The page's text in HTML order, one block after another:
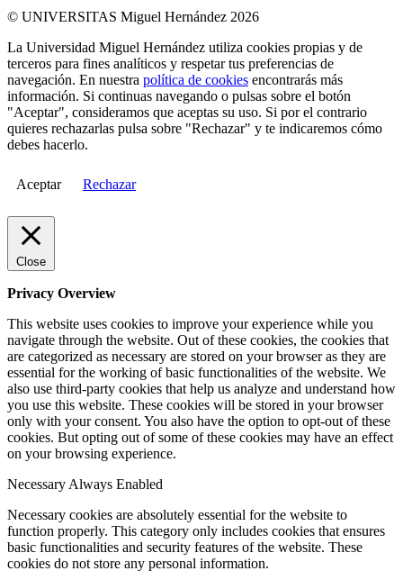
© UNIVERSITAS Miguel Hernández 2026
La Universidad Miguel Hernández utiliza cookies propias y de
terceros para fines analíticos y respetar tus preferencias de
navegación. En nuestra política de cookies encontrarás más
información. Si continuas navegando o pulsas sobre el botón
"Aceptar", consideramos que aceptas su uso. Si por el contrario
quieres rechazarlas pulsa sobre "Rechazar" y te indicaremos cómo
debes hacerlo.
Aceptar Rechazar
Close
Privacy Overview
This website uses cookies to improve your experience while you
navigate through the website. Out of these cookies, the cookies that
are categorized as necessary are stored on your browser as they are
essential for the working of basic functionalities of the website. We
also use third-party cookies that help us analyze and understand how
you use this website. These cookies will be stored in your browser
only with your consent. You also have the option to opt-out of these
cookies. But opting out of some of these cookies may have an effect
on your browsing experience.
Necessary Always Enabled
Necessary cookies are absolutely essential for the website to
function properly. This category only includes cookies that ensures
basic functionalities and security features of the website. These
cookies do not store any personal information.